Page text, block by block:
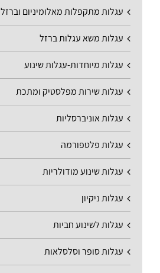
עגלות מתקפלות מאלומיניום וברזל
עגלות משא עגלות ברזל
עגלות מיוחדות-עגלות שינוע
עגלות שירות מפלסטיק ומתכת
עגלות אוניברסליות
עגלות פלטפורמה
עגלות שינוע מודולריות
עגלות ניקיון
עגלות לשינוע חביות
עגלות סופר וסלסלאות